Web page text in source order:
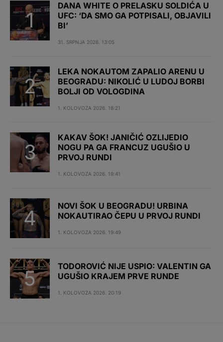
DANA WHITE O PRELASKU SOLDIĆA U
UFC: ‘DA SMO GA POTPISALI, OBJAVILI
BI’
31. SRPNJA 2026. 13:05
LEKA NOKAUTOM ZAPALIO ARENU U
BEOGRADU: NIKOLIĆ U LUDOJ BORBI
BOLJI OD VOLOGDINA
1. KOLOVOZA 2026. 18:21
KAKAV ŠOK! JANIČIĆ OZLIJEDIO
NOGU PA GA FRANCUZ UGUŠIO U
PRVOJ RUNDI
1. KOLOVOZA 2026. 19:41
NOVI ŠOK U BEOGRADU! URBINA
NOKAUTIRAO ČEPU U PRVOJ RUNDI
1. KOLOVOZA 2026. 19:49
TODOROVIĆ NIJE USPIO: VALENTIN GA
UGUŠIO KRAJEM PRVE RUNDE
1. KOLOVOZA 2026. 20:19